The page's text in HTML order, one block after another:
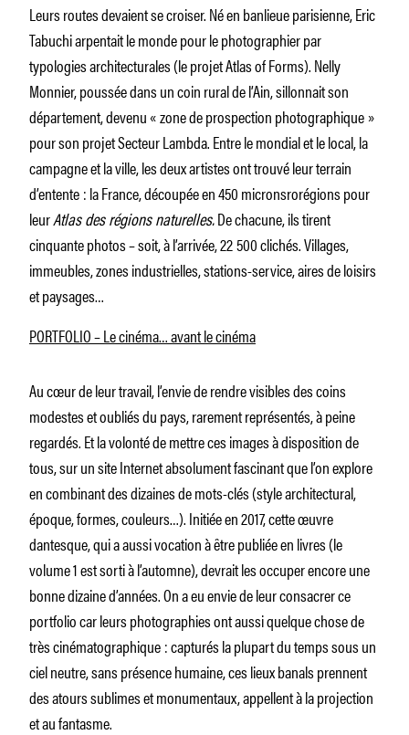
Leurs routes devaient se croiser. Né en banlieue parisienne, Eric
Tabuchi arpentait le monde pour le photographier par
typologies architecturales (le projet Atlas of Forms). Nelly
Monnier, poussée dans un coin rural de l’Ain, sillonnait son
département, devenu « zone de prospection photographique »
pour son projet Secteur Lambda. Entre le mondial et le local, la
campagne et la ville, les deux artistes ont trouvé leur terrain
d’entente : la France, découpée en 450 micronsrorégions pour
leurAtlas des régions naturelles.De chacune, ils tirent
cinquante photos – soit, à l’arrivée, 22 500 clichés. Villages,
immeubles, zones industrielles, stations-­service, aires de loisirs
et paysages…
PORTFOLIO – Le cinéma… avant le cinéma
Au cœur de leur travail, l’envie de rendre visibles des coins
modestes et oubliés du pays, rarement représentés, à peine
regardés. Et la volonté de mettre ces images à disposition de
tous, sur un site Internet absolument fascinant que l’on explore
en combinant des dizaines de mots-clés (style architectural,
époque, formes, couleurs…). Initiée en 2017, cette œuvre
dantesque, qui a aussi vocation à être publiée en livres (le
volume 1 est sorti à l’automne), devrait les occuper encore une
bonne dizaine d’années. On a eu envie de leur consacrer ce
portfolio car leurs photographies ont aussi quelque chose de
très cinématographique : capturés la plupart du temps sous un
ciel neutre, sans présence humaine, ces lieux banals prennent
des atours sublimes et monumentaux, appellent à la projection
et au fantasme.